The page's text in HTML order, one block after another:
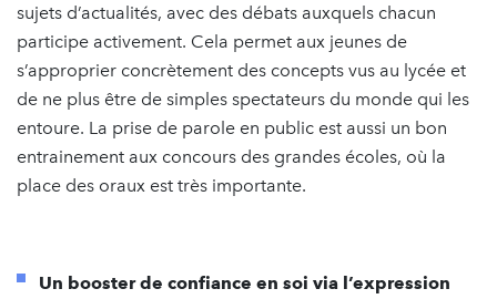
sujets d’actualités, avec des débats auxquels chacun
participe activement. Cela permet aux jeunes de
s’approprier concrètement des concepts vus au lycée et
de ne plus être de simples spectateurs du monde qui les
entoure. La prise de parole en public est aussi un bon
entrainement aux concours des grandes écoles, où la
place des oraux est très importante.
Un booster de confiance en soi via l’expression